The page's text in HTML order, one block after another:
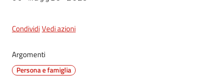
gli
argomenti
CondividiVedi azioni
Argomenti
Persona e famiglia